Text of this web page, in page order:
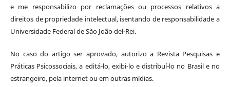
e me responsabilizo por reclamações ou processos relativos a
direitos de propriedade intelectual, isentando de responsabilidade a
Universidade Federal de São João del-Rei.
No caso do artigo ser aprovado, autorizo a Revista Pesquisas e
Práticas Psicossociais, a editá-lo, exibi-lo e distribuí-lo no Brasil e no
estrangeiro, pela internet ou em outras mídias.